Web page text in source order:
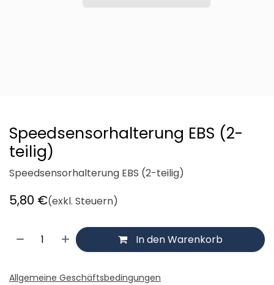
Speedsensorhalterung EBS (2-
teilig)
Speedsensorhalterung EBS (2-teilig)
5,80 €(exkl. Steuern)
In den Warenkorb
Allgemeine Geschäftsbedingungen